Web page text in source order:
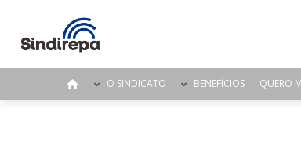
O SINDICATO BENEFÍCIOS QUERO